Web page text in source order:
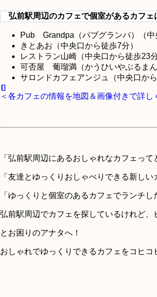
弘前駅周辺のカフェで個室があるカフェ
Pub Grandpa（パブグランパ）（中
きとあお（中央口から徒歩7分）
レストラン山崎（中央口から徒歩23分
可否屋 葡瑠満（かうひいやぶるまん
サロンドカフェアンジュ（中央口から
＜各カフェの情報を地図＆画像付きで詳し
「弘前駅周辺にあるおしゃれなカフェって
「友達とゆっくりおしゃべりできる新しい
「ゆっくりと個室のあるカフェでランチし
弘前駅周辺でカフェを探しているけれど、
とお困りのアナタへ！
おしゃれでゆっくりできるカフェをコヒ